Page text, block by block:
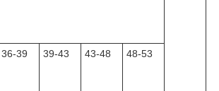
36-39 39-43 43-48 48-53